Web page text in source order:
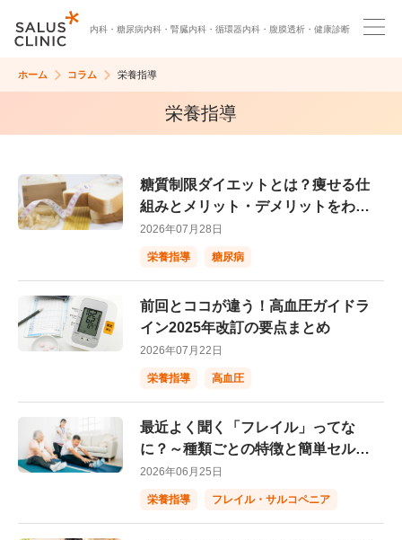
内科・ 糖尿病内科・ 腎臓内科・ 循環器内科・ 腹膜透析・ 健康診断
ホーム コラム 栄養指導
栄養指導
糖質制限ダイエットとは？痩せる仕
組みとメリット・デメリットをわか
りやすく解説 ！
2026年07月28日
栄養指導 糖尿病
前回とココが違う！高血圧ガイドラ
イン2025年改訂の要点まとめ
2026年07月22日
栄養指導 高血圧
最近よく聞く「フレイル」ってな
に？～種類ごとの特徴と簡単セルフ
チェック～
2026年06月25日
栄養指導 フレイル・サルコペニア